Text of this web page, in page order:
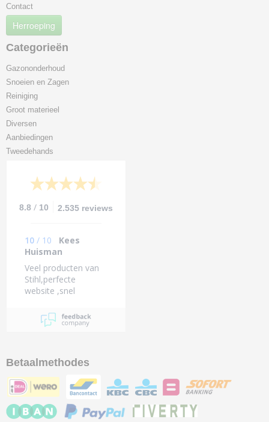
Contact
Herroeping
Categorieën
Gazononderhoud
Snoeien en Zagen
Reiniging
Groot materieel
Diversen
Aanbiedingen
Tweedehands
8.8 / 10 2.535 reviews
10 / 10
Kees
Huisman
Veel producten van
Stihl,perfecte
website ,snel
Betaalmethodes